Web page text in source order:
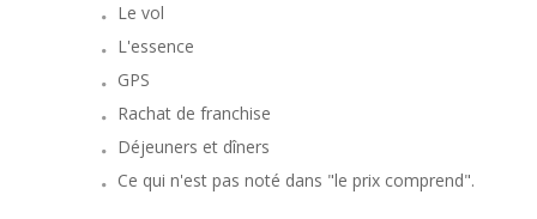
Le vol
L'essence
GPS
Rachat de franchise
Déjeuners et dîners
Ce qui n'est pas noté dans "le prix comprend".